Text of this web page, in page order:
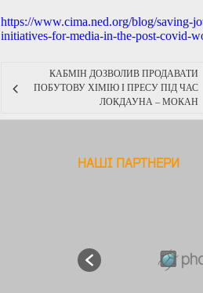
https://www.cima.ned.org/blog/saving-
initiatives-for-media-in-the-post-covid-
КАБМІН ДОЗВОЛИВ ПРОДАВАТИ
ПОБУТОВУ ХІМІЮ І ПРЕСУ ПІД ЧАС
ЛОКДАУНА – МОКАН
НАШІ ПАРТНЕРИ